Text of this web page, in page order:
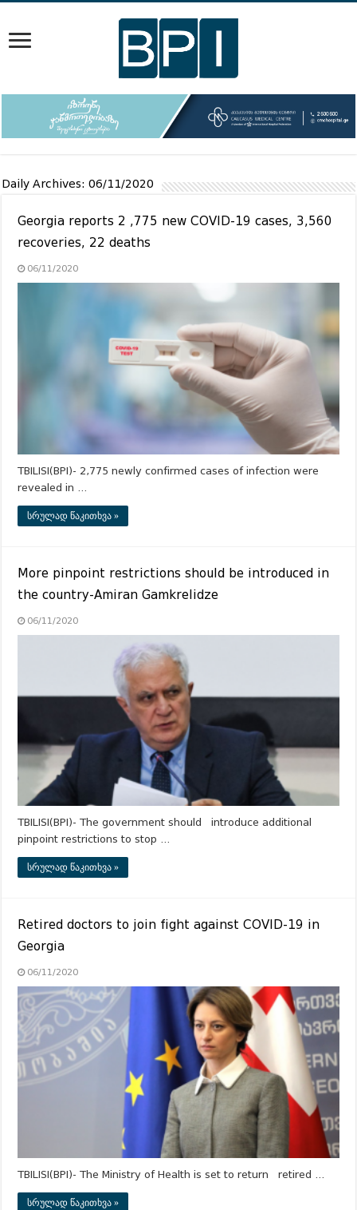
Daily Archives:06/11/2020
Georgia reports 2 ,775 new COVID-19 cases, 3,560
recoveries, 22 deaths
06/11/2020
TBILISI(BPI)- 2,775 newly confirmed cases of infection were
revealed in …
სრულად წაკითხვა »
More pinpoint restrictions should be introduced in
the country-Amiran Gamkrelidze
06/11/2020
TBILISI(BPI)- The government should introduce additional
pinpoint restrictions to stop …
სრულად წაკითხვა »
Retired doctors to join fight against COVID-19 in
Georgia
06/11/2020
TBILISI(BPI)- The Ministry of Health is set to return retired …
სრულად წაკითხვა »